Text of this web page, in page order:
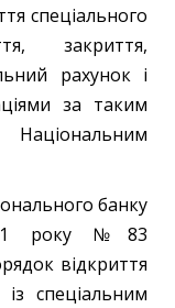
спеціального
закриття,
рахунок і
за таким
банку
року №83
відкриття
спеціальним